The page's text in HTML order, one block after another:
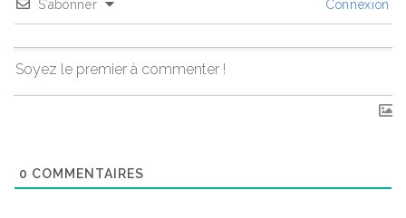
S’abonner Connexion
0 COMMENTAIRES